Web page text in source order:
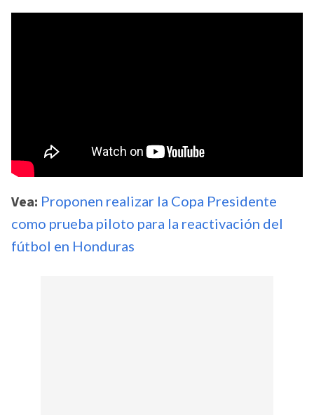
Vea: Proponen realizar la Copa Presidente
como prueba piloto para la reactivación del
fútbol en Honduras